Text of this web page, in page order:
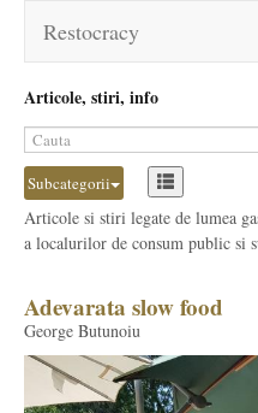
Restocracy
Articole, stiri, info
Subcategorii
Articole si stiri legate de lumea
a localurilor de consum public si
Adevarata slow food
George Butunoiu